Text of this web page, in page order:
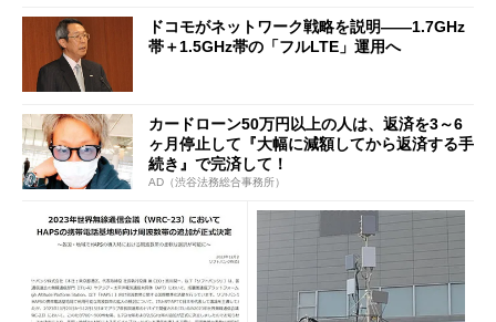
ドコモがネットワーク戦略を説明――1.7GHz
帯＋1.5GHz帯の「フルLTE」運用へ
カードローン50万円以上の人は、返済を3～6
ヶ月停止して『大幅に減額してから返済する手
続き』で完済して！
AD（渋谷法務総合事務所）